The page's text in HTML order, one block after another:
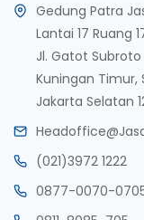
Gedung Patra
Lantai 17 Ruang
Jl. Gatot
Kuningan Timur,
Jakarta Selatan
(021)3972 1222
0877-0070-